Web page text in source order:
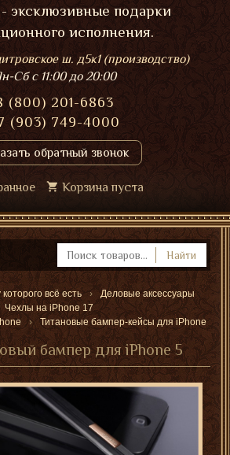
эксклюзивные подарки
исполнения.
ш. д5к1 (производство)
Сбс 11:00 до 20:00
(800) 201-6863
(903) 749-4000
обратный звонок
Корзина пуста
Найти
всё есть
Деловые аксессуары
Чехлы на iPhone 17
Титановые бампер-кейсы для iPhone
бампер для iPhone 5